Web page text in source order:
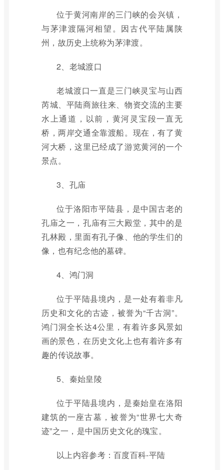
位于黄河南岸的三门峡的会兴镇，
与茅津渡隔河相望。因古代平陆属陕
州，故历史上统称为茅津渡。
2、老城渡口
老城渡口一直是三门峡灵宝与山西
芮城、平陆商旅往来、物资交流的主要
水上通道，以前，黄河灵宝段一直无
桥，两岸交通全靠渡船。现在，有了黄
河大桥，这里已经成了游览黄河的一个
景点。
3、孔庙
位于洛阳市平陆县，是中国古老的
孔庙之一，孔庙有三大殿堂，其中的是
孔林殿，里面有孔子像、他的学生们的
像，也有纪念他的墓碑。
4、鸿门洞
位于平陆县境内，是一处有着非凡
历史和文化的古迹，被誉为“千古洞”。
鸿门洞全长达4公里，有着许多风景如
画的景色，在历史文化上也有着许多有
趣的传说故事。
5、秦始皇陵
位于平陆县境内，是秦始皇在洛阳
建筑的一座古墓，被誉为“世界七大奇
迹”之一，是中国历史文化的瑰宝。
以上内容参考：百度百科-平陆